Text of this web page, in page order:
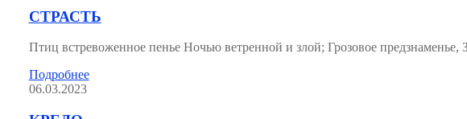
СТРАСТЬ
Птиц встревоженное пенье Ночью ветренной и злой; Грозовое
Подробнее
06.03.2023